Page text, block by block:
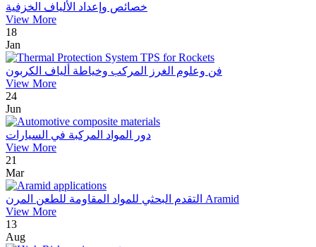
خصائص وإعداد الألياف الخزفية
View More
18
Jan
فن وعلوم الغرز المركب وخياطة ألياف الكربون
View More
24
Jun
دور المواد المركبة في السيارات
View More
21
Mar
التقدم البحثي للمواد المقاومة للطعن المرن Aramid
View More
13
Aug